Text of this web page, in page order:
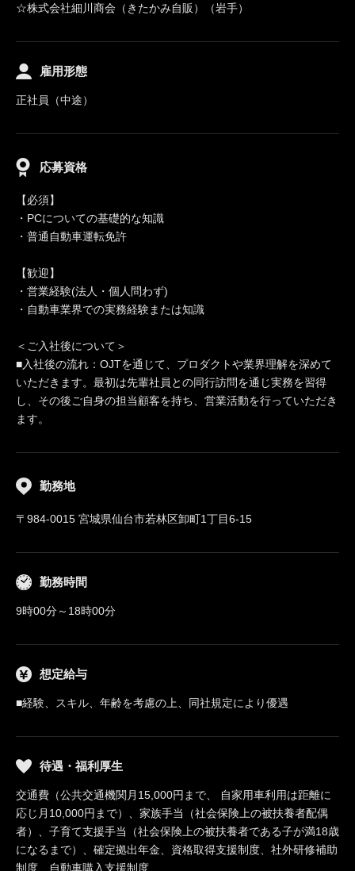
☆株式会社細川商会（きたかみ自販）（岩手）
雇用形態
正社員（中途）
応募資格
【必須】
・PCについての基礎的な知識
・普通自動車運転免許
【歓迎】
・営業経験(法人・個人問わず)
・自動車業界での実務経験または知識
＜ご入社後について＞
■入社後の流れ：OJTを通じて、プロダクトや業界理解を深めて
いただきます。最初は先輩社員との同行訪問を通じ実務を習得
し、その後ご自身の担当顧客を持ち、営業活動を行っていただき
ます。
勤務地
〒984-0015 宮城県仙台市若林区卸町1丁目6-15
勤務時間
9時00分～18時00分
想定給与
■経験、スキル、年齢を考慮の上、同社規定により優遇
待遇・福利厚生
交通費（公共交通機関月15,000円まで、 自家用車利用は距離に
応じ月10,000円まで）、家族手当（社会保険上の被扶養者配偶
者）、子育て支援手当（社会保険上の被扶養者である子が満18歳
になるまで）、確定拠出年金、資格取得支援制度、社外研修補助
制度、自動車購入支援制度